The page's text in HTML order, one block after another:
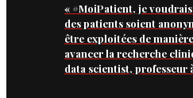
« #MoiPatient, je
des patients soient
être exploitées de
avancer la recherche
data scientist, professeur